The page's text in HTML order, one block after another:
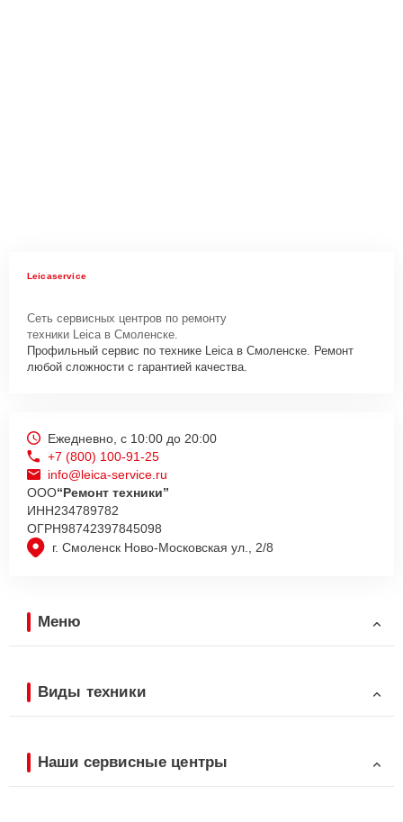
Leicaservice
Сеть сервисных центров по ремонту
техники Leica в Смоленске.
Профильный сервис по технике Leica в Смоленске. Ремонт
любой сложности с гарантией качества.
г. Смоленск Ново-Московская ул., 2/8
Ежедневно, с 10:00 до 20:00
+7 (800) 100-91-25
info@leica-service.ru
ООО“Ремонт техники”
ИНН234789782
ОГРН98742397845098
Меню
Виды техники
Наши сервисные центры